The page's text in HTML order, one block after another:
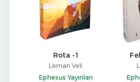
Rota -1
Leman Veli
Ephesus Yayınları